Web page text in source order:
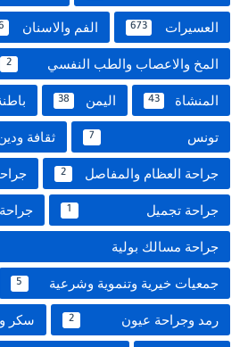
العسيرات 673 الفم والاسنان
المخ والاعصاب والطب النفسي 2
المنشاة 43 اليمن 38
تونس 7 ثقافة
جراحة العظام والمفاصل 2
جراحة تجميل 1
جراحة مسالك بولية
جمعيات خيرية وتنموية وشرعية 5
رمد وجراحة عيون 2 سكر